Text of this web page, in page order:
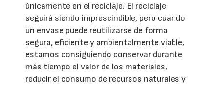
únicamente en el reciclaje. El reciclaje
seguirá siendo imprescindible, pero cuando
un envase puede reutilizarse de forma
segura, eficiente y ambientalmente viable,
estamos consiguiendo conservar durante
más tiempo el valor de los materiales,
reducir el consumo de recursos naturales y